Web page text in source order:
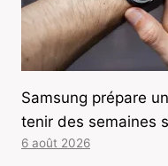
Samsung prépare
tenir des semaines
6 août 2026